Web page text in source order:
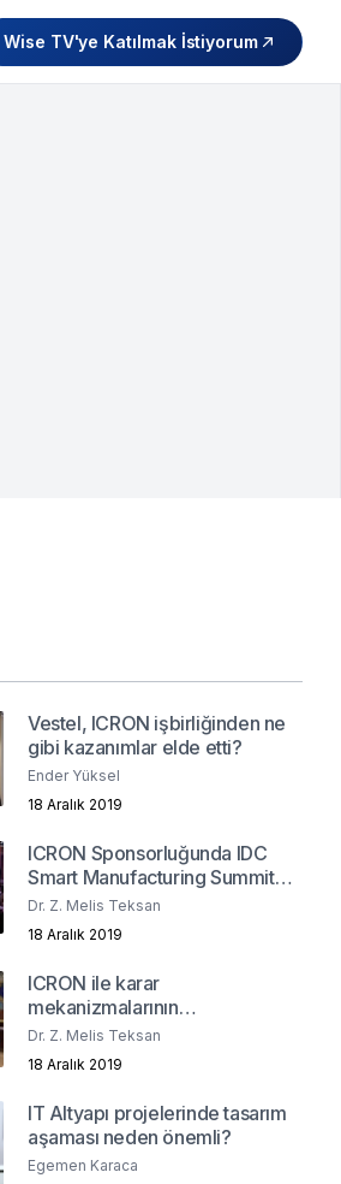
Wise TV'ye Katılmak İstiyorum
Vestel, ICRON işbirliğinden ne
gibi kazanımlar elde etti?
Ender Yüksel
18 Aralık 2019
ICRON Sponsorluğunda IDC
Smart Manufacturing Summit
2019
Dr. Z. Melis Teksan
18 Aralık 2019
ICRON ile karar
mekanizmalarının
dijitalleştirilmesi
Dr. Z. Melis Teksan
18 Aralık 2019
IT Altyapı projelerinde tasarım
aşaması neden önemli?
Egemen Karaca